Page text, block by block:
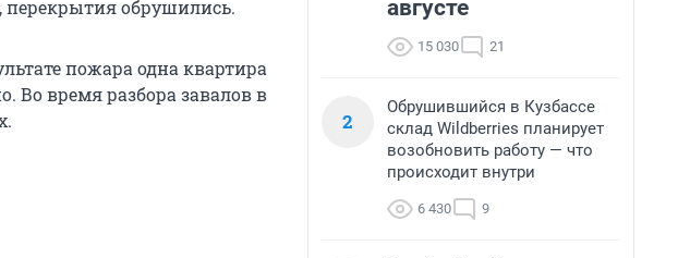
обрушились.
пожара одна квартира
Во время разбора завалов в
августе
15 030 21
2
Обрушившийся в Кузбассе
склад Wildberries планирует
возобновить работу — что
происходит внутри
6 430 9